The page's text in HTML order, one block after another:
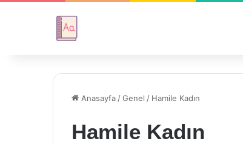
Anasayfa /Genel / Hamile Kadın
Hamile Kadın